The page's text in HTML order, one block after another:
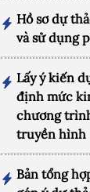
Hồ sơ dự
và sử dụng
Lấy ý kiến
định mức
chương
truyền hình
Bản tổng